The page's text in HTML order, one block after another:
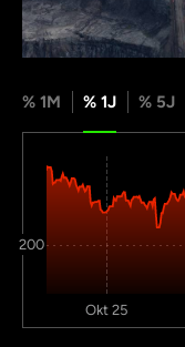
% 1M % 1J % 5J
200
Okt 25